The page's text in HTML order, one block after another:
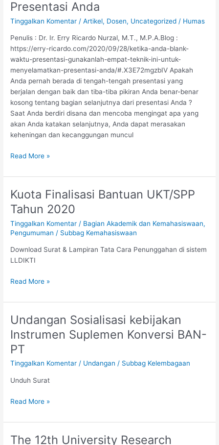
Presentasi Anda
Tinggalkan Komentar /Artikel, Dosen, Uncategorized / Humas
Penulis : Dr. Ir. Erry Ricardo Nurzal, M.T., M.P.A.Blog :
https://erry-ricardo.com/2020/09/28/ketika-anda-blank-
waktu-presentasi-gunakanlah-empat-teknik-ini-untuk-
menyelamatkan-presentasi-anda/#.X3E72mgzbIV Apakah
Anda pernah berada di tengah-tengah presentasi yang
berjalan dengan baik dan tiba-tiba pikiran Anda benar-benar
kosong tentang bagian selanjutnya dari presentasi Anda ?
Saat Anda berdiri disana dan mencoba mengingat apa yang
akan Anda katakan selanjutnya, Anda dapat merasakan
keheningan dan kecanggungan muncul
Presentasi,
Empat
Teknik
Ini
Untuk
Menyelamatkan
Presentasi
Anda
Read More »
Kuota Finalisasi Bantuan UKT/SPP
Tahun 2020
Tinggalkan Komentar / Bagian Akademik dan Kemahasiswaan,
Pengumuman / Subbag Kemahasiswaan
Download Surat & Lampiran Tata Cara Penunggahan di sistem
LLDIKTI
Kuota
Finalisasi
Bantuan
UKT/SPP
Tahun
2020
Read More »
Undangan Sosialisasi kebijakan
Instrumen Suplemen Konversi BAN-
PT
Tinggalkan Komentar / Undangan / Subbag Kelembagaan
Unduh Surat
Undangan
Sosialisasi
kebijakan
Instrumen
Suplemen
BAN-
Read More »
The 12th University Research
The